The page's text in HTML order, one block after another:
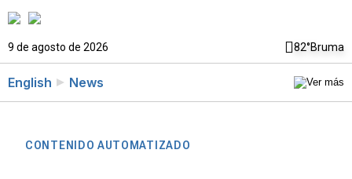
9 de agosto de 2026 82°Bruma
English News
CONTENIDO AUTOMATIZADO